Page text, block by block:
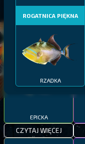
ROGATNICA PIĘKNA
RZADKA
PYSZCZAK ZACHODNI
EPICKA
CZYTAJ WIĘCEJ